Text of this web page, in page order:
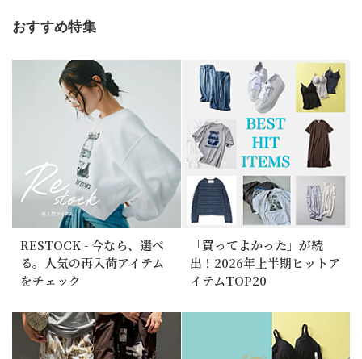
おすすめ特集
RESTOCK - 今なら、選べ
る。人気の再入荷アイテム
をチェック
「買ってよかった」が続
出！2026年上半期ヒットア
イテムTOP20